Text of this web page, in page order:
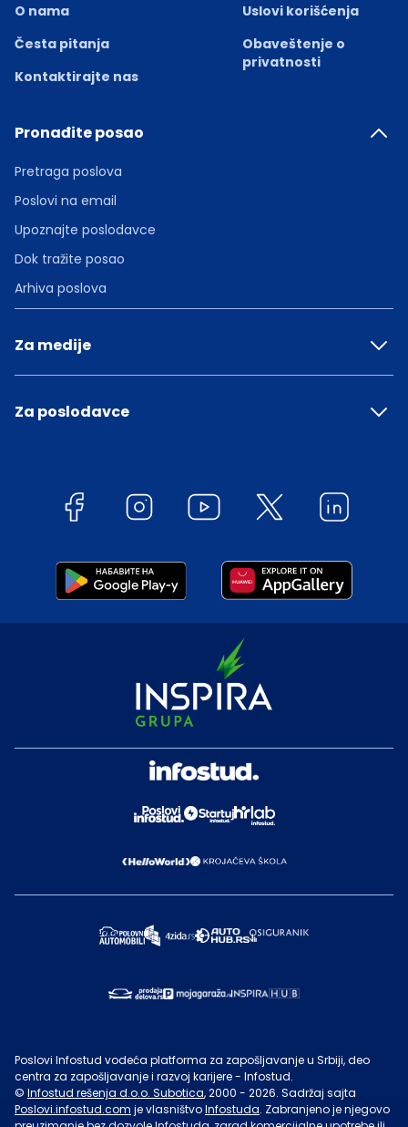
O nama
Česta pitanja
Kontaktirajte nas
Uslovi korišćenja
Obaveštenje o
privatnosti
Pronađite posao
Pretraga poslova
Poslovi na email
Upoznajte poslodavce
Dok tražite posao
Arhiva poslova
Za medije
Za poslodavce
Poslovi Infostud vodeća platforma za zapošljavanje u Srbiji, deo
centra za zapošljavanje i razvoj karijere - Infostud.
© Infostud rešenja d.o.o. Subotica, 2000 - 2026. Sadržaj sajta
Poslovi.infostud.com je vlasništvoInfostuda. Zabranjeno je njegovo